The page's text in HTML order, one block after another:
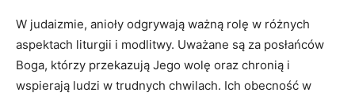
W judaizmie, anioły odgrywają ważną rolę w różnych
aspektach liturgii i modlitwy. Uważane są za posłańców
Boga, którzy przekazują Jego wolę oraz chronią i
wspierają ludzi w trudnych chwilach. Ich obecność w